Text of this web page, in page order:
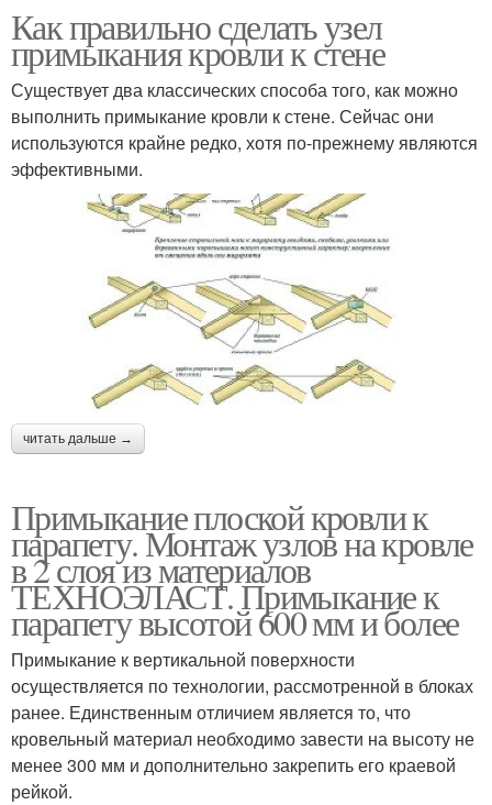
Как правильно сделать узел
примыкания кровли к стене
Существует два классических способа того, как можно
выполнить примыкание кровли к стене. Сейчас они
используются крайне редко, хотя по-прежнему являются
эффективными.
читать дальше →
Примыкание плоской кровли к
парапету. Монтаж узлов на кровле
в 2 слоя из материалов
ТЕХНОЭЛАСТ. Примыкание к
парапету высотой 600 мм и более
Примыкание к вертикальной поверхности
осуществляется по технологии, рассмотренной в блоках
ранее. Единственным отличием является то, что
кровельный материал необходимо завести на высоту не
менее 300 мм и дополнительно закрепить его краевой
рейкой.